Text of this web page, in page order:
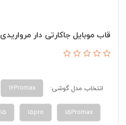
قاب موبایل جاکارتی دار مرواریدیC006267
انتخاب مدل گوشی: 16Promax
15Promax
15pro
15